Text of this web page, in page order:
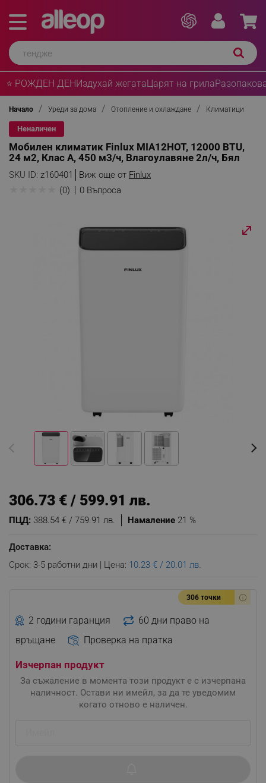
⭐ РОЖДЕН ДЕНИздухай жегатаЦарят на грила
Начало Уреди за дома Отопление и охлаждане Климатици
Неналичен
Мобилен климатик Finlux MIA12HOT, 12000 BTU,
24 м2, Клас А, 450 м3/ч, Влагоулавяне 2л/ч, Бял
SKU ID: z160401 Виж още от Finlux
(0) 0 Въпроса
Намаление 21 %
ПЦД: 388.54 € / 759.91 лв.
306.73 € / 599.91 лв.
Доставка:
Срок: 3-5 работни дни | Цена: 10.23 € / 20.01 лв.
306 точки
2 години гаранция
60 дни право на
връщане
Проверка на пратка
Изчерпан продукт
За съжаление в момента този продукт е с изчерпана
наличност. Остави ни имейл, за да те уведомим
когато отново е наличен.